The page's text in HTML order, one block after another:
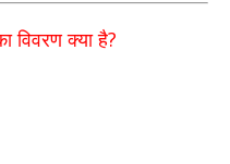
विवरण क्या है?